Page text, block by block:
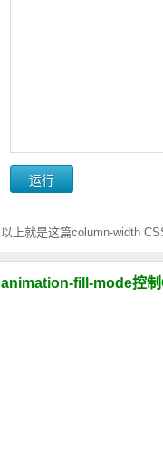
以上就是这篇column-width
animation-fill-mode控